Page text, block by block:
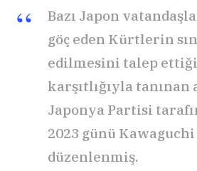
Bazı Japon
göç eden Kürtlerin
edilmesini talep
karşıtlığıyla tanınan
Japonya Partisi
2023 günü
düzenlenmiş.